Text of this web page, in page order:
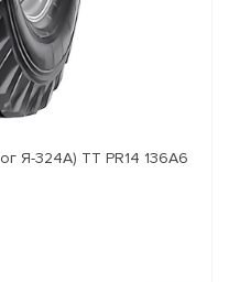
Я-324А) ТТ PR14 136А6